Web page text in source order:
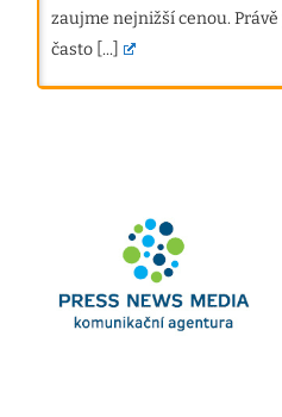
zaujme nejnižší cenou.
často [...]